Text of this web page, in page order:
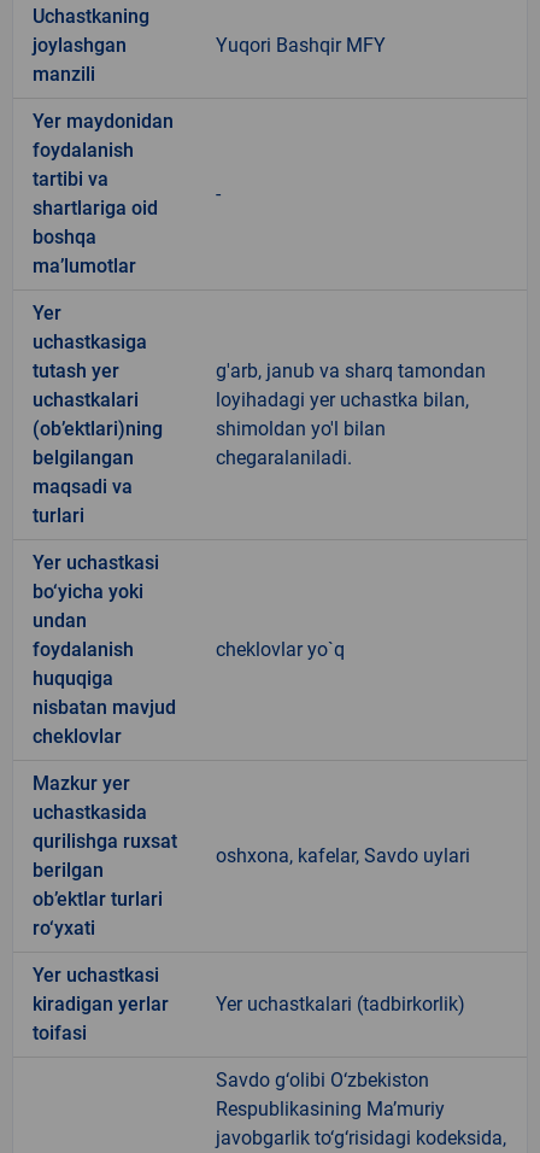
Uchastkaning
joylashgan
manzili
Yuqori Bashqir MFY
Yer maydonidan
foydalanish
tartibi va
shartlariga oid
boshqa
ma’lumotlar
-
Yer
uchastkasiga
tutash yer
uchastkalari
(ob’ektlari)ning
belgilangan
maqsadi va
turlari
g'arb, janub va sharq tamondan
loyihadagi yer uchastka bilan,
shimoldan yo'l bilan
chegaralaniladi.
Yer uchastkasi
bo‘yicha yoki
undan
foydalanish
huquqiga
nisbatan mavjud
cheklovlar
cheklovlar yo`q
Mazkur yer
uchastkasida
qurilishga ruxsat
berilgan
ob’ektlar turlari
ro‘yxati
oshxona, kafelar, Savdo uylari
Yer uchastkasi
kiradigan yerlar
toifasi
Yer uchastkalari (tadbirkorlik)
Savdo g‘olibi O‘zbekiston
Respublikasining Ma’muriy
javobgarlik to‘g‘risidagi kodeksida,